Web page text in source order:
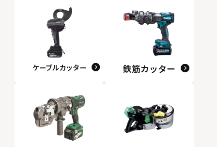
ケーブルカッター 鉄筋カッター